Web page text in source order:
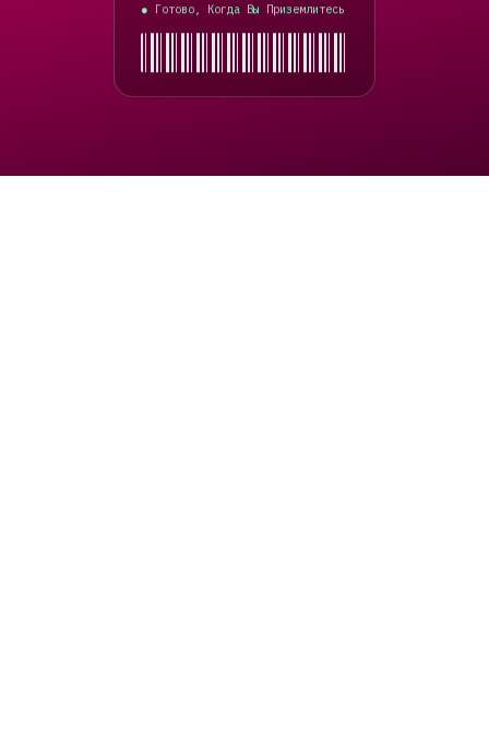
● Готово, Когда Вы Приземлитесь